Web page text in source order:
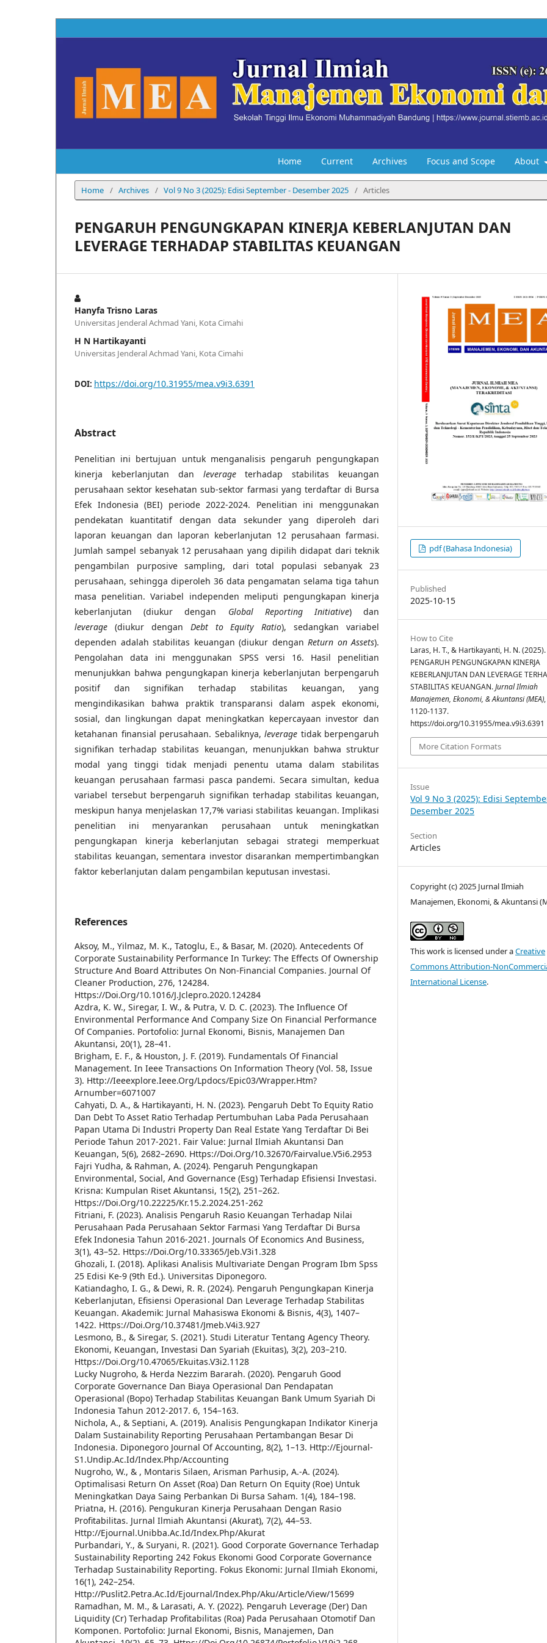
Home Current Archives Focus and Scope About
Home / Archives / Vol 9 No 3 (2025): Edisi September - Desember 2025 / Articles
PENGARUH PENGUNGKAPAN KINERJA KEBERLANJUTAN DAN
LEVERAGE TERHADAP STABILITAS KEUANGAN
Hanyfa Trisno Laras
Universitas Jenderal Achmad Yani, Kota Cimahi
H N Hartikayanti
Universitas Jenderal Achmad Yani, Kota Cimahi
DOI: https://doi.org/10.31955/mea.v9i3.6391
Abstract
Penelitian ini bertujuan untuk menganalisis pengaruh pengungkapan
kinerja keberlanjutan dan leverageterhadap stabilitas keuangan
perusahaan sektor kesehatan sub-sektor farmasi yang terdaftar di Bursa
Efek Indonesia (BEI) periode 2022-2024. Penelitian ini menggunakan
pendekatan kuantitatif dengan data sekunder yang diperoleh dari
laporan keuangan dan laporan keberlanjutan 12 perusahaan farmasi.
Jumlah sampel sebanyak 12 perusahaan yang dipilih didapat dari teknik
pengambilan purposive sampling, dari total populasi sebanyak 23
perusahaan, sehingga diperoleh 36 data pengamatan selama tiga tahun
masa penelitian. Variabel independen meliputi pengungkapan kinerja
keberlanjutan (diukur dengan Global Reporting Initiative) dan
leverage (diukur dengan Debt to Equity Ratio), sedangkan variabel
dependen adalah stabilitas keuangan (diukur dengan Return on Assets).
Pengolahan data ini menggunakan SPSS versi 16. Hasil penelitian
menunjukkan bahwa pengungkapan kinerja keberlanjutan berpengaruh
positif dan signifikan terhadap stabilitas keuangan, yang
mengindikasikan bahwa praktik transparansi dalam aspek ekonomi,
sosial, dan lingkungan dapat meningkatkan kepercayaan investor dan
ketahanan finansial perusahaan. Sebaliknya, leverage tidak berpengaruh
signifikan terhadap stabilitas keuangan, menunjukkan bahwa struktur
modal yang tinggi tidak menjadi penentu utama dalam stabilitas
keuangan perusahaan farmasi pasca pandemi. Secara simultan, kedua
variabel tersebut berpengaruh signifikan terhadap stabilitas keuangan,
meskipun hanya menjelaskan 17,7% variasi stabilitas keuangan. Implikasi
penelitian ini menyarankan perusahaan untuk meningkatkan
pengungkapan kinerja keberlanjutan sebagai strategi memperkuat
stabilitas keuangan, sementara investor disarankan mempertimbangkan
faktor keberlanjutan dalam pengambilan keputusan investasi.
References
Aksoy, M., Yilmaz, M. K., Tatoglu, E., & Basar, M. (2020). Antecedents Of
Corporate Sustainability Performance In Turkey: The Effects Of Ownership
Structure And Board Attributes On Non-Financial Companies. Journal Of
Cleaner Production, 276, 124284.
Https://Doi.Org/10.1016/J.Jclepro.2020.124284
Azdra, K. W., Siregar, I. W., & Putra, V. D. C. (2023). The Influence Of
Environmental Performance And Company Size On Financial Performance
Of Companies. Portofolio: Jurnal Ekonomi, Bisnis, Manajemen Dan
Akuntansi, 20(1), 28–41.
Brigham, E. F., & Houston, J. F. (2019). Fundamentals Of Financial
Management. In Ieee Transactions On Information Theory (Vol. 58, Issue
3). Http://Ieeexplore.Ieee.Org/Lpdocs/Epic03/Wrapper.Htm?
Arnumber=6071007
Cahyati, D. A., & Hartikayanti, H. N. (2023). Pengaruh Debt To Equity Ratio
Dan Debt To Asset Ratio Terhadap Pertumbuhan Laba Pada Perusahaan
Papan Utama Di Industri Property Dan Real Estate Yang Terdaftar Di Bei
Periode Tahun 2017-2021. Fair Value: Jurnal Ilmiah Akuntansi Dan
Keuangan, 5(6), 2682–2690. Https://Doi.Org/10.32670/Fairvalue.V5i6.2953
Fajri Yudha, & Rahman, A. (2024). Pengaruh Pengungkapan
Environmental, Social, And Governance (Esg) Terhadap Efisiensi Investasi.
Krisna: Kumpulan Riset Akuntansi, 15(2), 251–262.
Https://Doi.Org/10.22225/Kr.15.2.2024.251-262
Fitriani, F. (2023). Analisis Pengaruh Rasio Keuangan Terhadap Nilai
Perusahaan Pada Perusahaan Sektor Farmasi Yang Terdaftar Di Bursa
Efek Indonesia Tahun 2016-2021. Journals Of Economics And Business,
3(1), 43–52. Https://Doi.Org/10.33365/Jeb.V3i1.328
Ghozali, I. (2018). Aplikasi Analisis Multivariate Dengan Program Ibm Spss
25 Edisi Ke-9 (9th Ed.). Universitas Diponegoro.
Katiandagho, I. G., & Dewi, R. R. (2024). Pengaruh Pengungkapan Kinerja
Keberlanjutan, Efisiensi Operasional Dan Leverage Terhadap Stabilitas
Keuangan. Akademik: Jurnal Mahasiswa Ekonomi & Bisnis, 4(3), 1407–
1422. Https://Doi.Org/10.37481/Jmeb.V4i3.927
Lesmono, B., & Siregar, S. (2021). Studi Literatur Tentang Agency Theory.
Ekonomi, Keuangan, Investasi Dan Syariah (Ekuitas), 3(2), 203–210.
Https://Doi.Org/10.47065/Ekuitas.V3i2.1128
Lucky Nugroho, & Herda Nezzim Bararah. (2020). Pengaruh Good
Corporate Governance Dan Biaya Operasional Dan Pendapatan
Operasional (Bopo) Terhadap Stabilitas Keuangan Bank Umum Syariah Di
Indonesia Tahun 2012-2017. 6, 154–163.
Nichola, A., & Septiani, A. (2019). Analisis Pengungkapan Indikator Kinerja
Dalam Sustainability Reporting Perusahaan Pertambangan Besar Di
Indonesia. Diponegoro Journal Of Accounting, 8(2), 1–13. Http://Ejournal-
S1.Undip.Ac.Id/Index.Php/Accounting
Nugroho, W., & , Montaris Silaen, Arisman Parhusip, A.-A. (2024).
Optimalisasi Return On Asset (Roa) Dan Return On Equity (Roe) Untuk
Meningkatkan Daya Saing Perbankan Di Bursa Saham. 1(4), 184–198.
Priatna, H. (2016). Pengukuran Kinerja Perusahaan Dengan Rasio
Profitabilitas. Jurnal Ilmiah Akuntansi (Akurat), 7(2), 44–53.
Http://Ejournal.Unibba.Ac.Id/Index.Php/Akurat
Purbandari, Y., & Suryani, R. (2021). Good Corporate Governance Terhadap
Sustainability Reporting 242 Fokus Ekonomi Good Corporate Governance
Terhadap Sustainability Reporting. Fokus Ekonomi: Jurnal Ilmiah Ekonomi,
16(1), 242–254.
Http://Puslit2.Petra.Ac.Id/Ejournal/Index.Php/Aku/Article/View/15699
Ramadhan, M. M., & Larasati, A. Y. (2022). Pengaruh Leverage (Der) Dan
Liquidity (Cr) Terhadap Profitabilitas (Roa) Pada Perusahaan Otomotif Dan
Komponen. Portofolio: Jurnal Ekonomi, Bisnis, Manajemen, Dan
pdf (Bahasa Indonesia)
Published
2025-10-15
How to Cite
Laras, H. T., & Hartikayanti, H. N. (2025).
PENGARUH PENGUNGKAPAN KINERJA
KEBERLANJUTAN DAN LEVERAGE
STABILITAS KEUANGAN.Jurnal Ilmiah
Manajemen, Ekonomi, & Akuntansi (MEA),
1120-1137.
https://doi.org/10.31955/mea.v9i3.6391
More Citation Formats
Issue
Vol 9 No 3 (2025): Edisi
Desember 2025
Section
Articles
Copyright (c) 2025 Jurnal Ilmiah
Manajemen, Ekonomi, & Akuntansi
This work is licensed under aCreative
Commons Attribution-
International License.